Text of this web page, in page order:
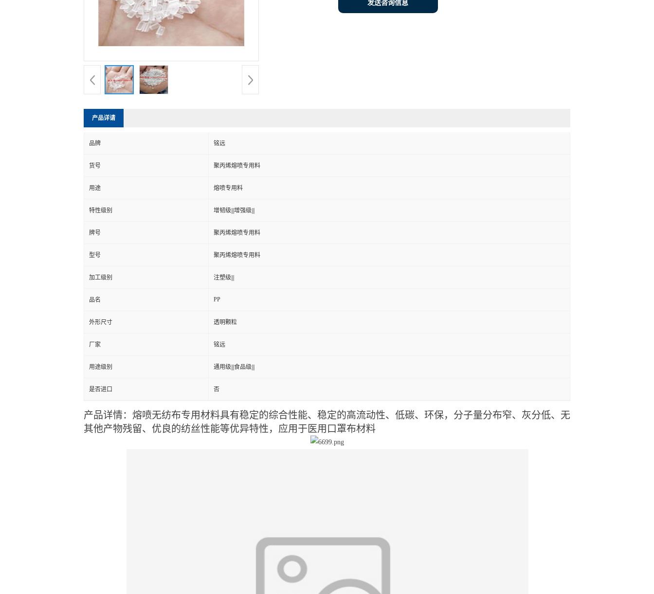
发送咨询信息
产品详请
品牌 铭远
货号 聚丙烯熔喷专用料
用途 熔喷专用料
特性级别 增韧级|||增强级|||
牌号 聚丙烯熔喷专用料
型号 聚丙烯熔喷专用料
加工级别 注塑级|||
品名 PP
外形尺寸 透明颗粒
厂家 铭远
用途级别 通用级|||食品级|||
是否进口 否
产品详情：熔喷无纺布专用材料具有稳定的综合性能、稳定的高流动性、低碳、环保，分子量分布窄、灰分低、无
其他产物残留、优良的纺丝性能等优异特性，应用于医用口罩布材料